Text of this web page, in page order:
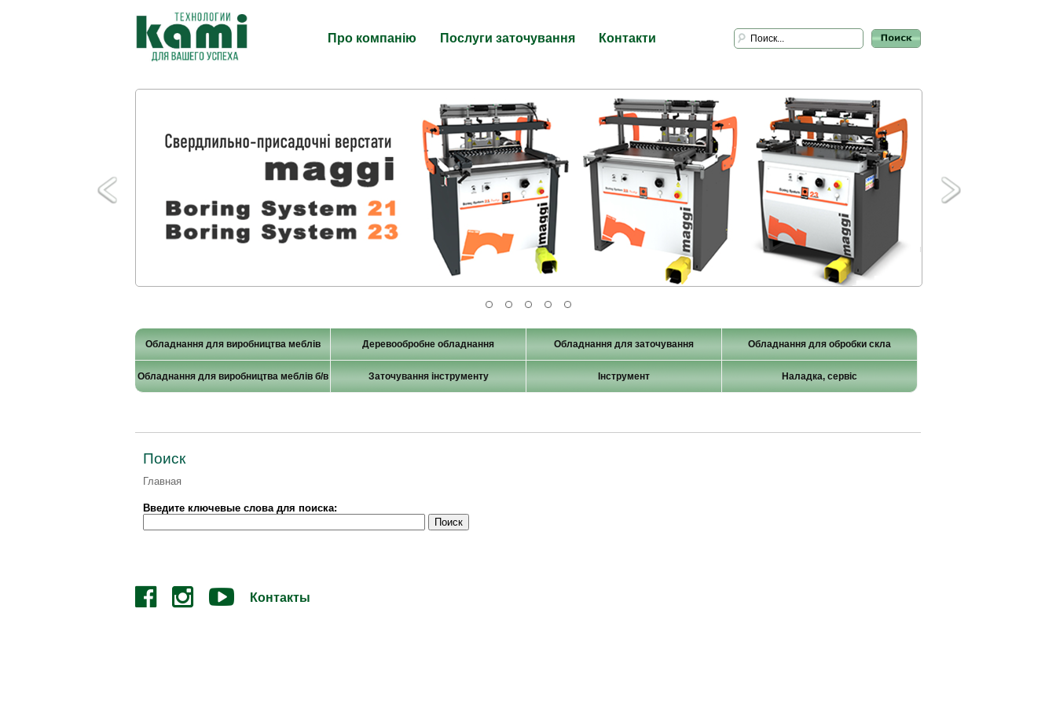
Про компанію Послуги заточування Контакти
Обладнання для виробництва меблів Деревообробне обладнання Обладнання для заточування Обладнання для обробки скла
Обладнання для виробництва меблів б/в Заточування інструменту Інструмент Наладка, сервіс
Поиск
Главная
Введите ключевые слова для поиска:
Контакты